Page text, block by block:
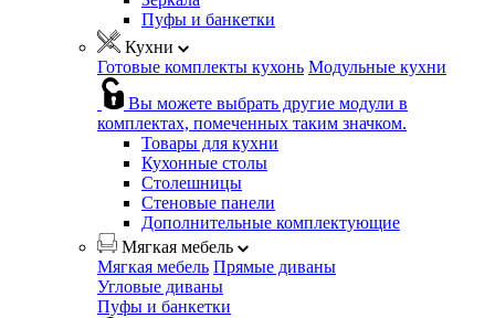
Пуфы и банкетки
Кухни
Готовые комплекты кухонь Модульные кухни
Вы можете выбрать другие модули в
комплектах, помеченных таким значком.
Товары для кухни
Кухонные столы
Столешницы
Стеновые панели
Дополнительные комплектующие
Мягкая мебель
Мягкая мебель Прямые диваны
Угловые диваны
Пуфы и банкетки